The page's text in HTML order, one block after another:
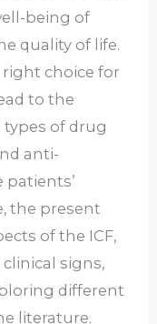
being of
quality of life.
choice for
to the
types of drug
anti-
the present
of the ICF,
signs,
different
literature.